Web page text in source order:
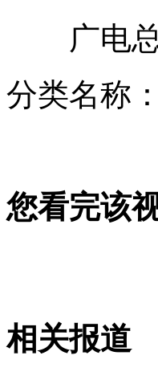
台北男子扮女装领养
广电总
分类名称：
您看完该
相关报道